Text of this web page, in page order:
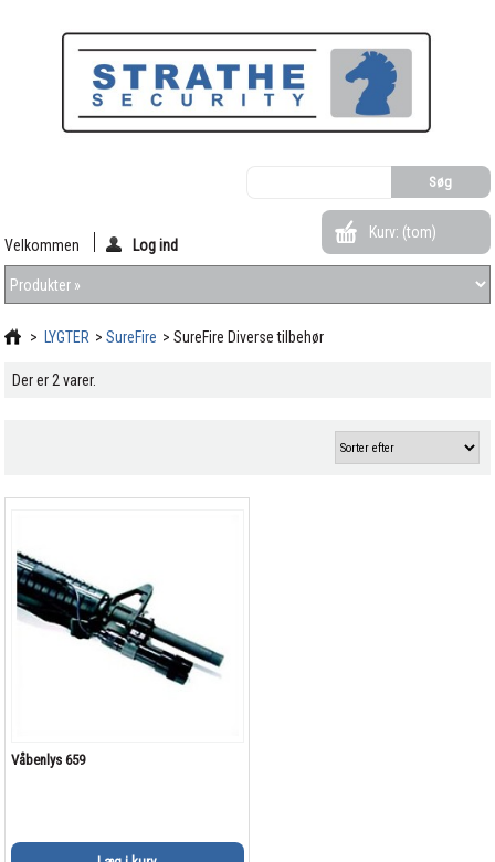
Kurv: (tom)
Velkommen Log ind
> LYGTER > SureFire > SureFire Diverse tilbehør
Der er 2 varer.
Våbenlys 659